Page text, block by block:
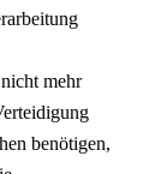
mehr
benötigen,